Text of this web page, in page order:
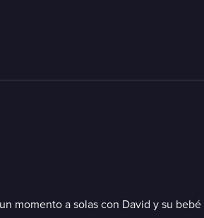
momento a solas con David y su